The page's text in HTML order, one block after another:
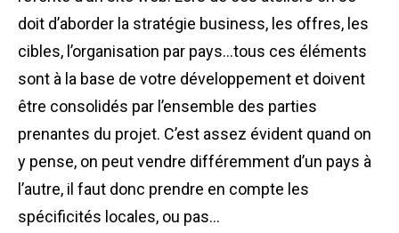
doit d’aborder la stratégie business, les offres, les
cibles, l’organisation par pays…tous ces éléments
sont à la base de votre développement et doivent
être consolidés par l’ensemble des parties
prenantes du projet. C’est assez évident quand on
y pense, on peut vendre différemment d’un pays à
l’autre, il faut donc prendre en compte les
spécificités locales, ou pas…